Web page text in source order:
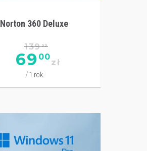
Norton 360 Deluxe
13999
69 00
zł
1 rok